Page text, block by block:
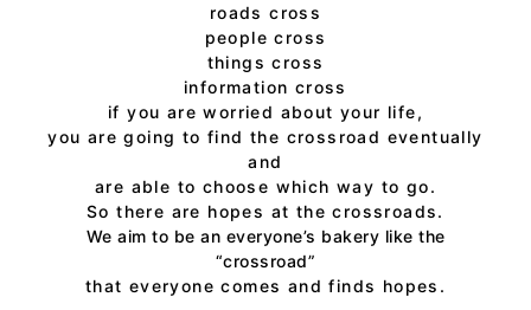
roads cross
people cross
things cross
information cross
if you are worried about your life,
you are going to find the crossroad eventually
and
are able to choose which way to go.
So there are hopes at the crossroads.
We aim to be an everyone’s bakery like the
“crossroad”
that everyone comes and finds hopes.